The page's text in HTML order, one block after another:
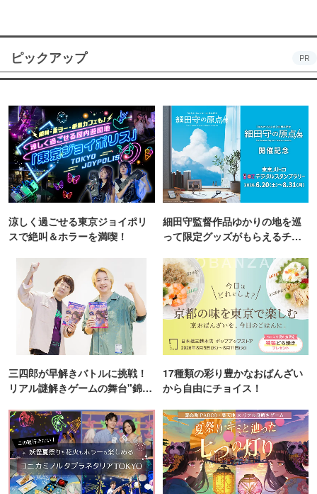
ピックアップ PR
涼しく過ごせる東京ジョイポリ
スで絶叫＆ホラーを満喫！
細田守監督作品ゆかりの地を巡
って限定グッズがもらえるチャ
三四郎が早解きバトルに挑戦！
リアル謎解きゲームの舞台"錦糸
17種類の彩り豊かなおばんざい
から自由にチョイス！